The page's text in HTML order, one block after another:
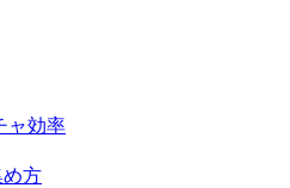
ャ効率
め方